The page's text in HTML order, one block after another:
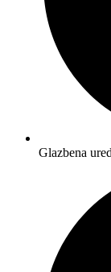
Glazbena